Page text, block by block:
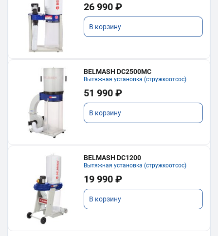
26 990 ₽
В корзину
BELMASH DC2500MC
Вытяжная установка (стружкоотсос)
51 990 ₽
В корзину
BELMASH DC1200
Вытяжная установка (стружкоотсос)
19 990 ₽
В корзину